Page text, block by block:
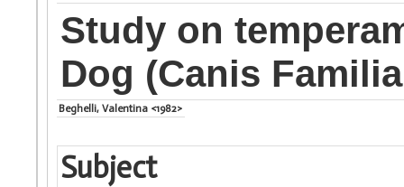
Study on
Dog (Canis
Beghelli, Valentina <1982>
Subject